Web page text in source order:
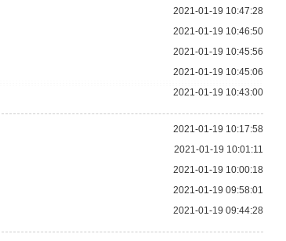
2021-01-19 10:47:28
2021-01-19 10:46:50
2021-01-19 10:45:56
2021-01-19 10:45:06
2021-01-19 10:43:00
2021-01-19 10:17:58
2021-01-19 10:01:11
2021-01-19 10:00:18
2021-01-19 09:58:01
2021-01-19 09:44:28